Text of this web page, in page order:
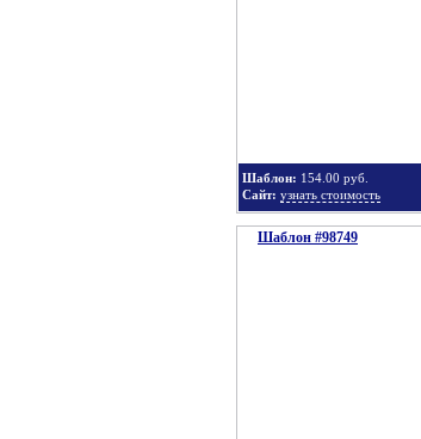
Шаблон: 154.00 руб.
Сайт: узнать стоимость
Шаблон #98749